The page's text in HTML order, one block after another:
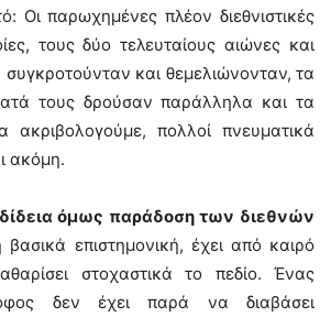
Οι παρωχημένες πλέον διεθνιστικές
τους δύο τελευταίους αιώνες και
και θεμελιώνονταν, τα
τους δρούσαν παράλληλα και τα
ακριβολογούμε, πολλοί πνευματικά
ακόμη.
όμως παράδοση των διεθνών
επιστημονική, έχει από καιρό
στοχαστικά το πεδίο. Ένας
δεν έχει παρά να διαβάσει